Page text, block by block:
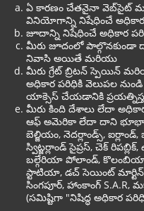
ఏ కారణం చేతనైనా వెబ్‌సైట్
వినియోగాన్ని నిషేధించే అధికార
జూదాన్ని నిషేధించే అధికార
మీరు జూదంలో
నివాసి అయితే మరియు
మీరు గ్రేట్ బ్రిటన్ స్పెయిన్
అధికార పరిధికి వెలుపల
యాక్సెస్ చేయడానికి
మీరు కింది దేశాలు లేదా
ఆఫ్ అమెరికా లేదా దాని
బెల్జియం, నెదర్లాండ్స్,
స్విట్జర్లాండ్ సైప్రస్, చెక్
బల్గేరియా పోలాండ్, కొలంబియా,
స్టాటియా, డచ్ సెయింట్ మార్టిన్,
సింగపూర్, హాంకాంగ్ S.A.R,
(సమిష్టిగా "నిషిద్ధ అధికార